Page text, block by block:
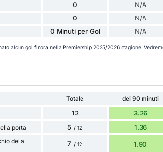
0 N/A
0 N/A
0 Minuti per Gol N/A
alcun gol finora nella Premiership 2025/2026 stagione.
Totale dei 90 minuti
12 3.26
porta 5 / 12 1.36
della
7 / 12 1.90